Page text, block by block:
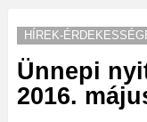
HÍREK-
Ünnepi
2016.